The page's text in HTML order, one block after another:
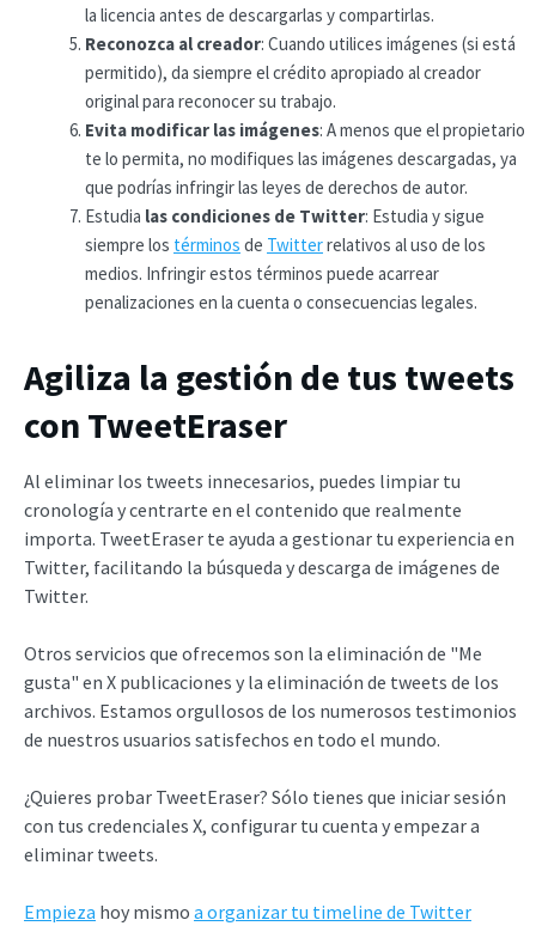
la licencia antes de descargarlas y compartirlas.
Reconozca al creador: Cuando utilices imágenes (si está
permitido), da siempre el crédito apropiado al creador
original para reconocer su trabajo.
Evita modificar las imágenes: A menos que el propietario
te lo permita, no modifiques las imágenes descargadas, ya
que podrías infringir las leyes de derechos de autor.
Estudia las condiciones de Twitter: Estudia y sigue
siempre los términos de Twitterrelativos al uso de los
medios. Infringir estos términos puede acarrear
penalizaciones en la cuenta o consecuencias legales.
Agiliza la gestión de tus tweets
con TweetEraser
Al eliminar los tweets innecesarios, puedes limpiar tu
cronología y centrarte en el contenido que realmente
importa. TweetEraser te ayuda a gestionar tu experiencia en
Twitter, facilitando la búsqueda y descarga de imágenes de
Twitter.
Otros servicios que ofrecemos son la eliminación de "Me
gusta" en X publicaciones y la eliminación de tweets de los
archivos. Estamos orgullosos de los numerosos testimonios
de nuestros usuarios satisfechos en todo el mundo.
¿Quieres probar TweetEraser? Sólo tienes que iniciar sesión
con tus credenciales X, configurar tu cuenta y empezar a
eliminar tweets.
Empieza hoy mismo a organizar tu timeline de Twitter